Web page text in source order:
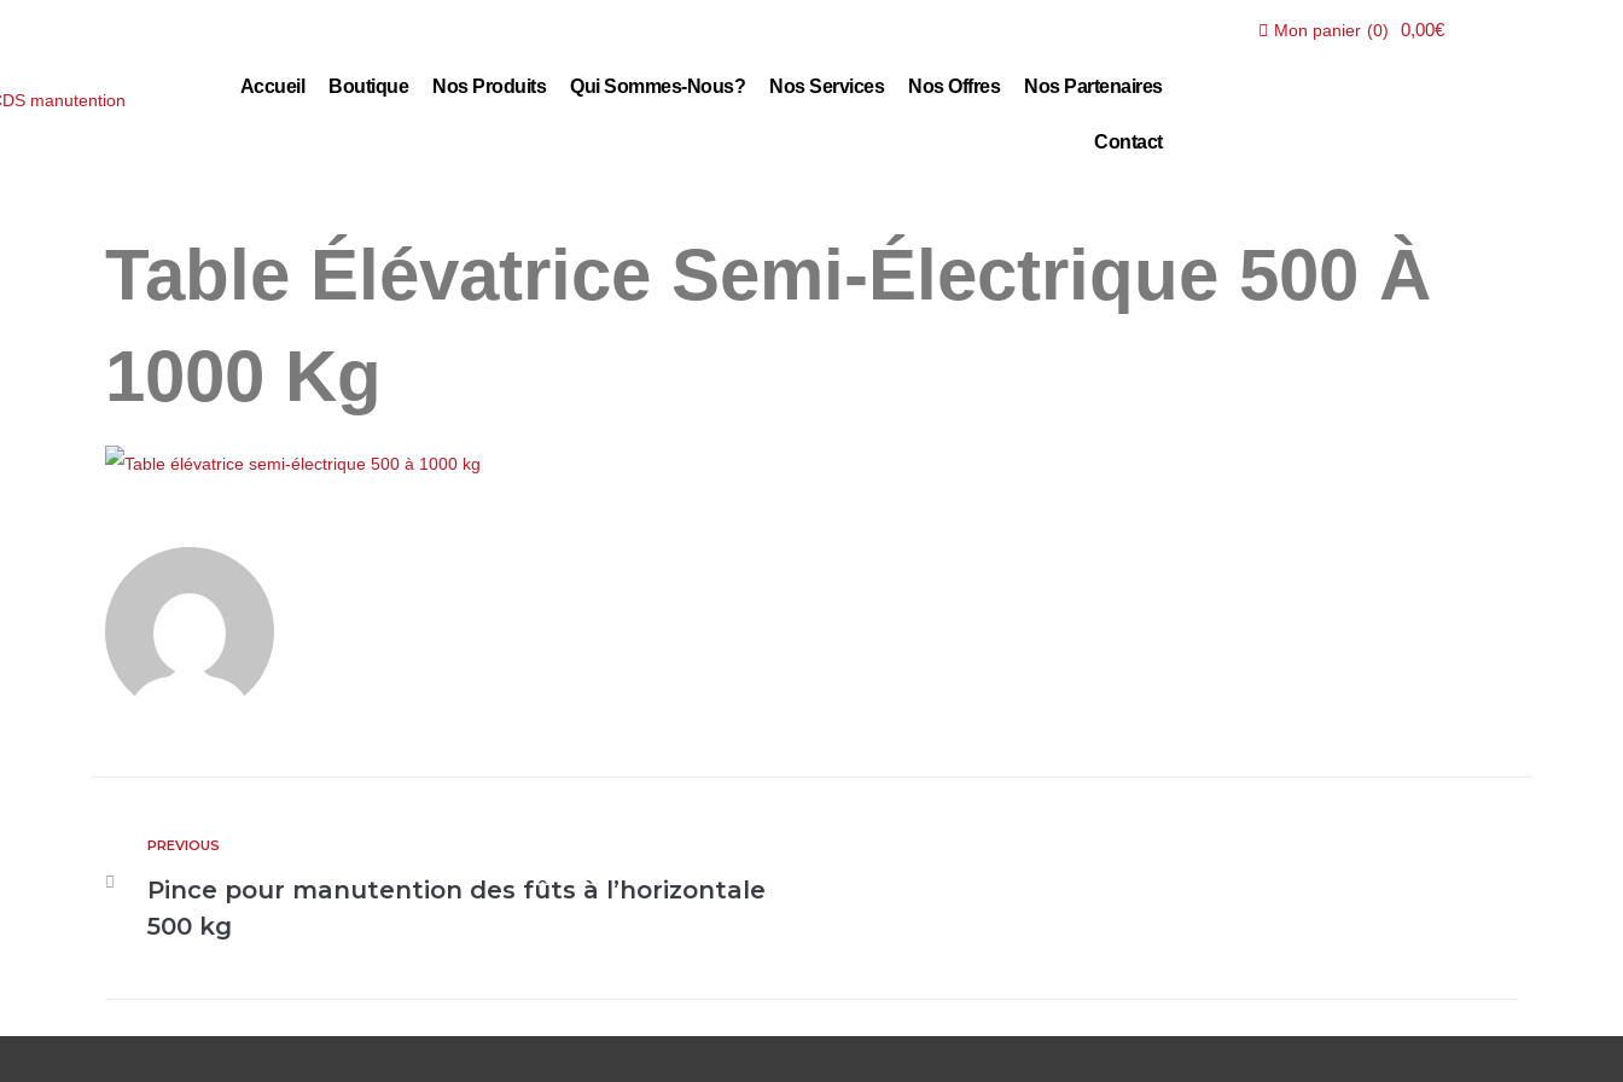
Accueil Boutique Nos Produits Qui Sommes-Nous? Nos Services Nos Offres Nos Partenaires
Contact
Mon panier (0) 0,00€
Table Élévatrice Semi-Électrique 500 À
1000 Kg
PREVIOUS
Pince pour manutention des fûts à l’horizontale
500 kg